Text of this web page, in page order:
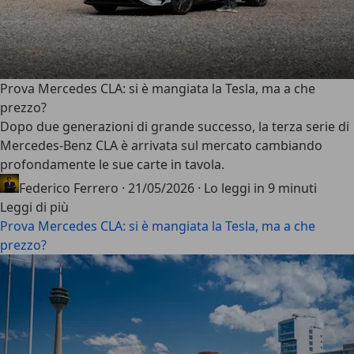
Prova Mercedes CLA: si è mangiata la Tesla, ma a che
prezzo?
Dopo due generazioni di grande successo, la terza serie di
Mercedes-Benz CLA è arrivata sul mercato cambiando
profondamente le sue carte in tavola.
Federico Ferrero · 21/05/2026 · Lo leggi in 9 minuti
Leggi di più
Prova Mercedes CLA: si è mangiata la Tesla, ma a che
prezzo?